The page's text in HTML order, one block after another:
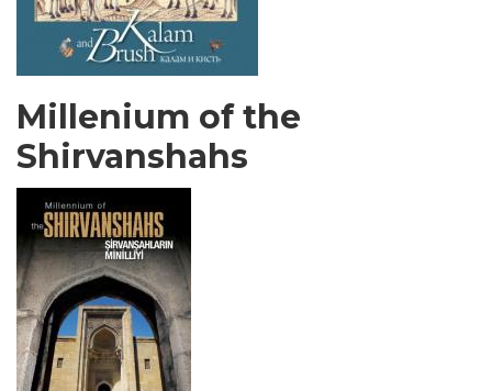
Millenium of the
Shirvanshahs